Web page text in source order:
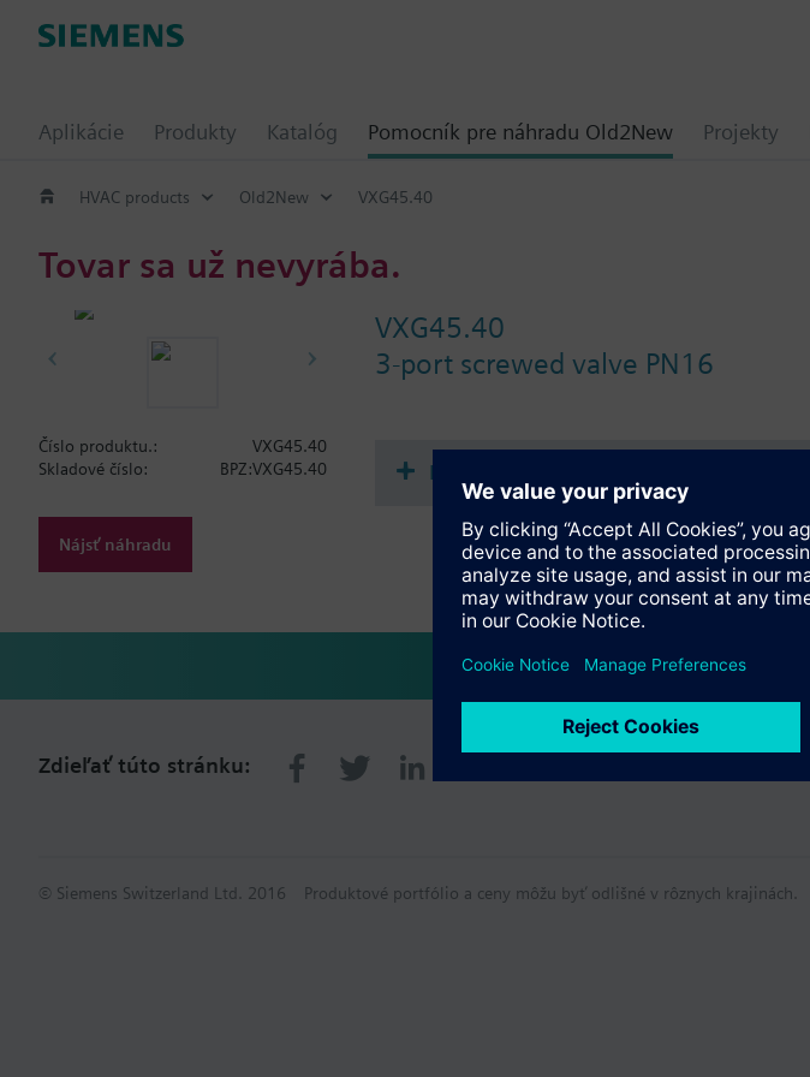
Aplikácie Produkty Katalóg Pomocník pre náhradu Old2New Projekty
HVAC products Old2New VXG45.40
Tovar sa už nevyrába.
VXG45.40
3-port screwed valve PN16
Číslo produktu.:
VXG45.40
Skladové číslo:
BPZ:VXG45.40
Nájsť náhradu
Dokumenty
Zdieľať túto stránku:
© Siemens Switzerland Ltd. 2016 Produktové portfólio a ceny môžu byť odlišné v rôznych krajinách.